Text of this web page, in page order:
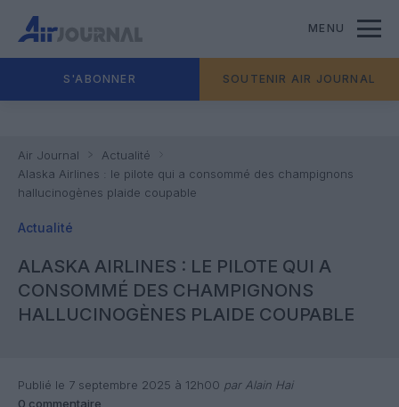
MENU
S'ABONNER SOUTENIR AIR JOURNAL
Air Journal
Actualité
Alaska Airlines : le pilote qui a consommé des champignons
hallucinogènes plaide coupable
Actualité
ALASKA AIRLINES : LE PILOTE QUI A
CONSOMMÉ DES CHAMPIGNONS
HALLUCINOGÈNES PLAIDE COUPABLE
Publié le 7 septembre 2025 à 12h00 par Alain Hai
0 commentaire